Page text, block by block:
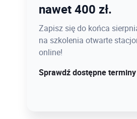
Bird
12.08 o 12:08 zamykamy
PROCAD EXPO 2026 -
najlepszej cenie!
Sprawdź szczegóły!
nawet 400 zł.
Zapisz się do końca
na szkolenia otwarte
online!
Sprawdź dostępne terminy
Urządzenia i serwis